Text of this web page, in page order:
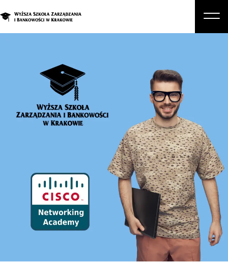
Studia podyplomowe i kursy
Student
Biznes
Zapisz się na studia